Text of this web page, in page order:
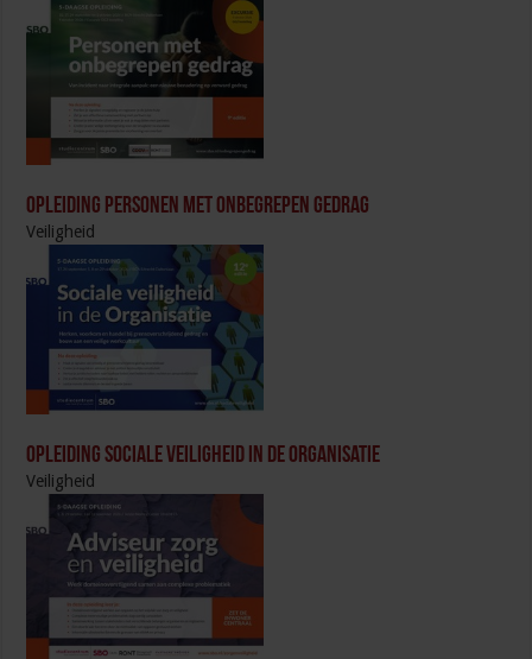
Opleiding Personen met onbegrepen gedrag
Veiligheid
Opleiding Sociale Veiligheid in de Organisatie
Veiligheid